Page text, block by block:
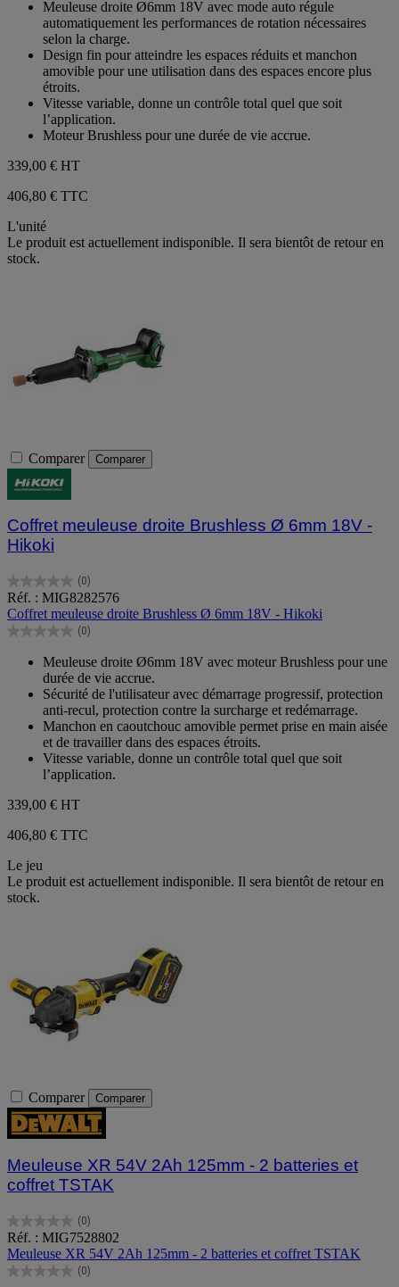
étoiles.
Meuleuse droite Ø6mm 18V avec mode auto régule
automatiquement les performances de rotation nécessaires
selon la charge.
Design fin pour atteindre les espaces réduits et manchon
amovible pour une utilisation dans des espaces encore plus
étroits.
Vitesse variable, donne un contrôle total quel que soit
l’application.
Moteur Brushless pour une durée de vie accrue.
339,00 € HT
406,80 € TTC
L'unité
Le produit est actuellement indisponible. Il sera bientôt de retour en
stock.
Comparer Comparer
Coffret meuleuse droite Brushless Ø 6mm 18V -
Hikoki
(0)
0.0
sur
5
étoiles.
Réf. : MIG8282576
Coffret meuleuse droite Brushless Ø 6mm 18V - Hikoki
(0)
0.0
étoiles.
Meuleuse droite Ø6mm 18V avec moteur Brushless pour une
durée de vie accrue.
Sécurité de l'utilisateur avec démarrage progressif, protection
anti-recul, protection contre la surcharge et redémarrage.
Manchon en caoutchouc amovible permet prise en main aisée
et de travailler dans des espaces étroits.
Vitesse variable, donne un contrôle total quel que soit
l’application.
339,00 € HT
406,80 € TTC
Le jeu
Le produit est actuellement indisponible. Il sera bientôt de retour en
stock.
Comparer Comparer
Meuleuse XR 54V 2Ah 125mm - 2 batteries et
coffret TSTAK
(0)
0.0
sur
5
étoiles.
Réf. : MIG7528802
Meuleuse XR 54V 2Ah 125mm - 2 batteries et coffret TSTAK
(0)
0.0